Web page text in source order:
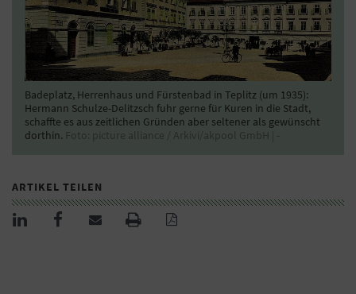
Badeplatz, Herrenhaus und Fürstenbad in Teplitz (um 1935):
Hermann Schulze-Delitzsch fuhr gerne für Kuren in die Stadt,
schaffte es aus zeitlichen Gründen aber seltener als gewünscht
dorthin. Foto: picture alliance / Arkivi/akpool GmbH | -
ARTIKEL TEILEN